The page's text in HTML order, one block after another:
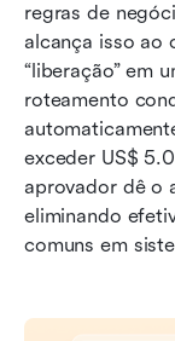
regras de
alcança isso ao
“liberação” em
roteamento
exceder US$
aprovador dê o
eliminando
comuns em